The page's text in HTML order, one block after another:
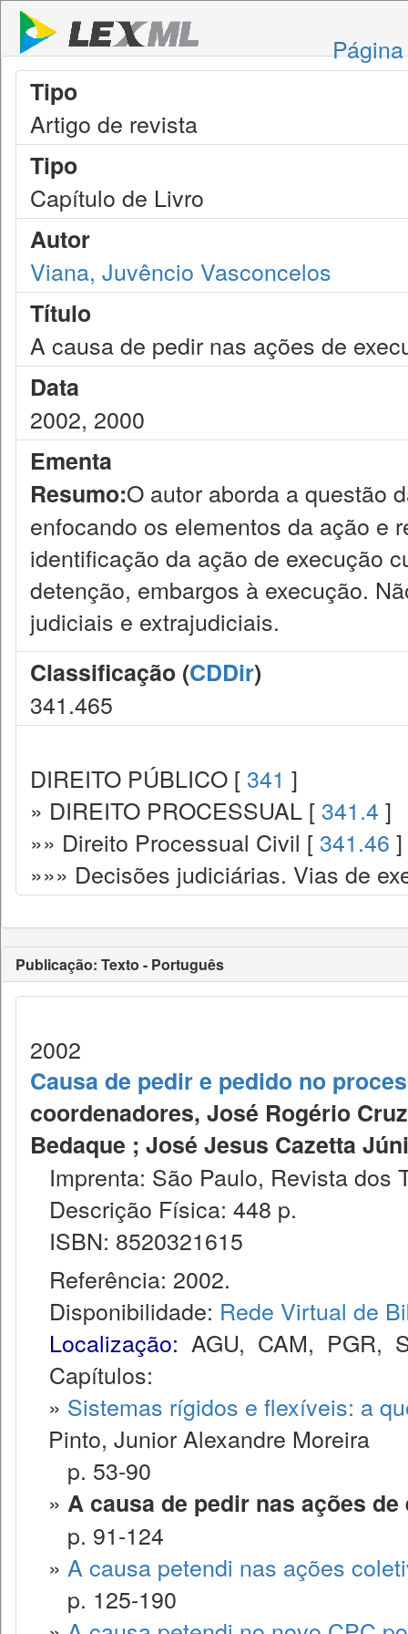
Tipo
Artigo de revista
Tipo
Capítulo de Livro
Autor
Viana, Juvêncio Vasconcelos
Título
A causa de pedir nas ações de
Data
2002, 2000
Ementa
Resumo:O autor aborda a questão
enfocando os elementos da ação e
identificação da ação de execução
detenção, embargos à execução.
judiciais e extrajudiciais.
Classificação (CDDir)
341.465
DIREITO PÚBLICO [ 341 ]
» DIREITO PROCESSUAL [ 341.4 ]
»» Direito Processual Civil [ 341.46 ]
»»» Decisões judiciárias. Vias de
Publicação: Texto - Português
2002
Causa de pedir e pedido no
coordenadores, José Rogério
Bedaque ; José Jesus Cazetta
Imprenta: São Paulo, Revista dos
Descrição Física: 448 p.
ISBN: 8520321615
Referência: 2002.
Disponibilidade: Rede Virtual de
Localização: AGU, CAM, PGR,
Capítulos:
» Sistemas rígidos e flexíveis: a
Pinto, Junior Alexandre Moreira
p. 53-90
» A causa de pedir nas ações de
p. 91-124
» A causa petendi nas ações
p. 125-190